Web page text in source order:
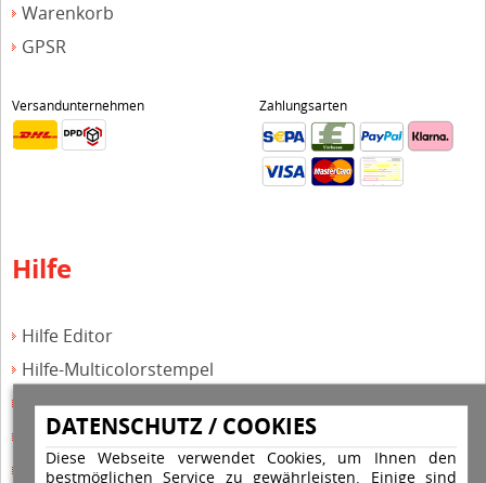
DATENSCHUTZ / COOKIES
Diese Webseite verwendet Cookies, um Ihnen den
bestmöglichen Service zu gewährleisten. Einige sind
Warenkorb
GPSR
Versandunternehmen Zahlungsarten
Hilfe
Hilfe Editor
Hilfe-Multicolorstempel
Hilfe-Rundstempel
Hilfe Rundstempel Holz
Hilfe Stempelkissen wechseln